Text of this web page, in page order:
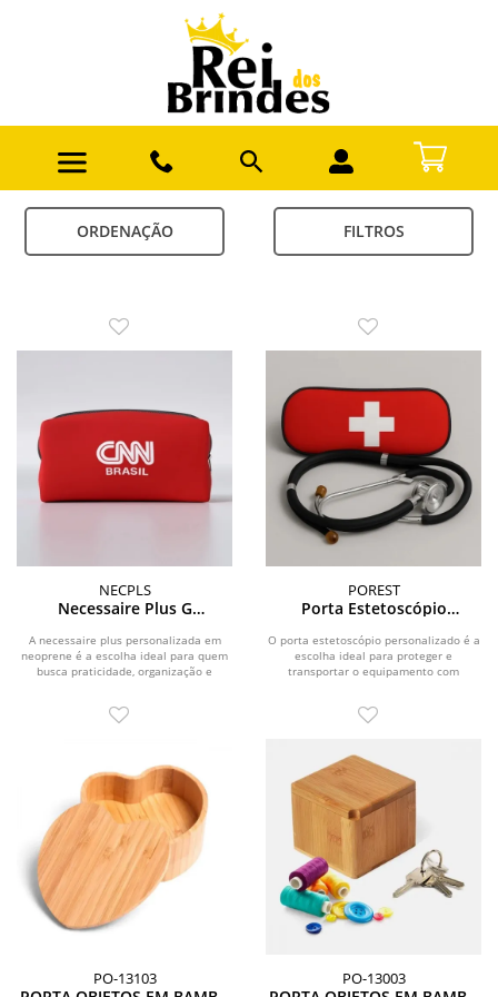
ORDENAÇÃO FILTROS
NECPLS
Necessaire Plus G
A necessaire plus personalizada em
neoprene é a escolha ideal para quem
busca praticidade, organização e
POREST
Porta Estetoscópio
O porta estetoscópio personalizado é a
escolha ideal para proteger e
transportar o equipamento com
PO-13103 PO-13003